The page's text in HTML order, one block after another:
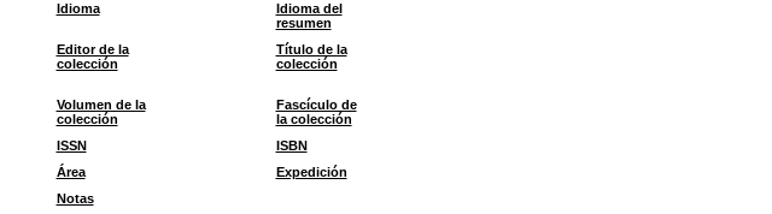
Idioma
Idioma del
resumen
Editor de la
colección
Título de la
colección
Volumen de la
colección
Fascículo de
la colección
ISSN ISBN
Área
Expedición
Notas